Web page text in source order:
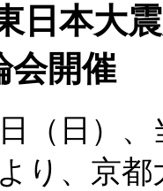
日本大
会開催
（日）
り、京